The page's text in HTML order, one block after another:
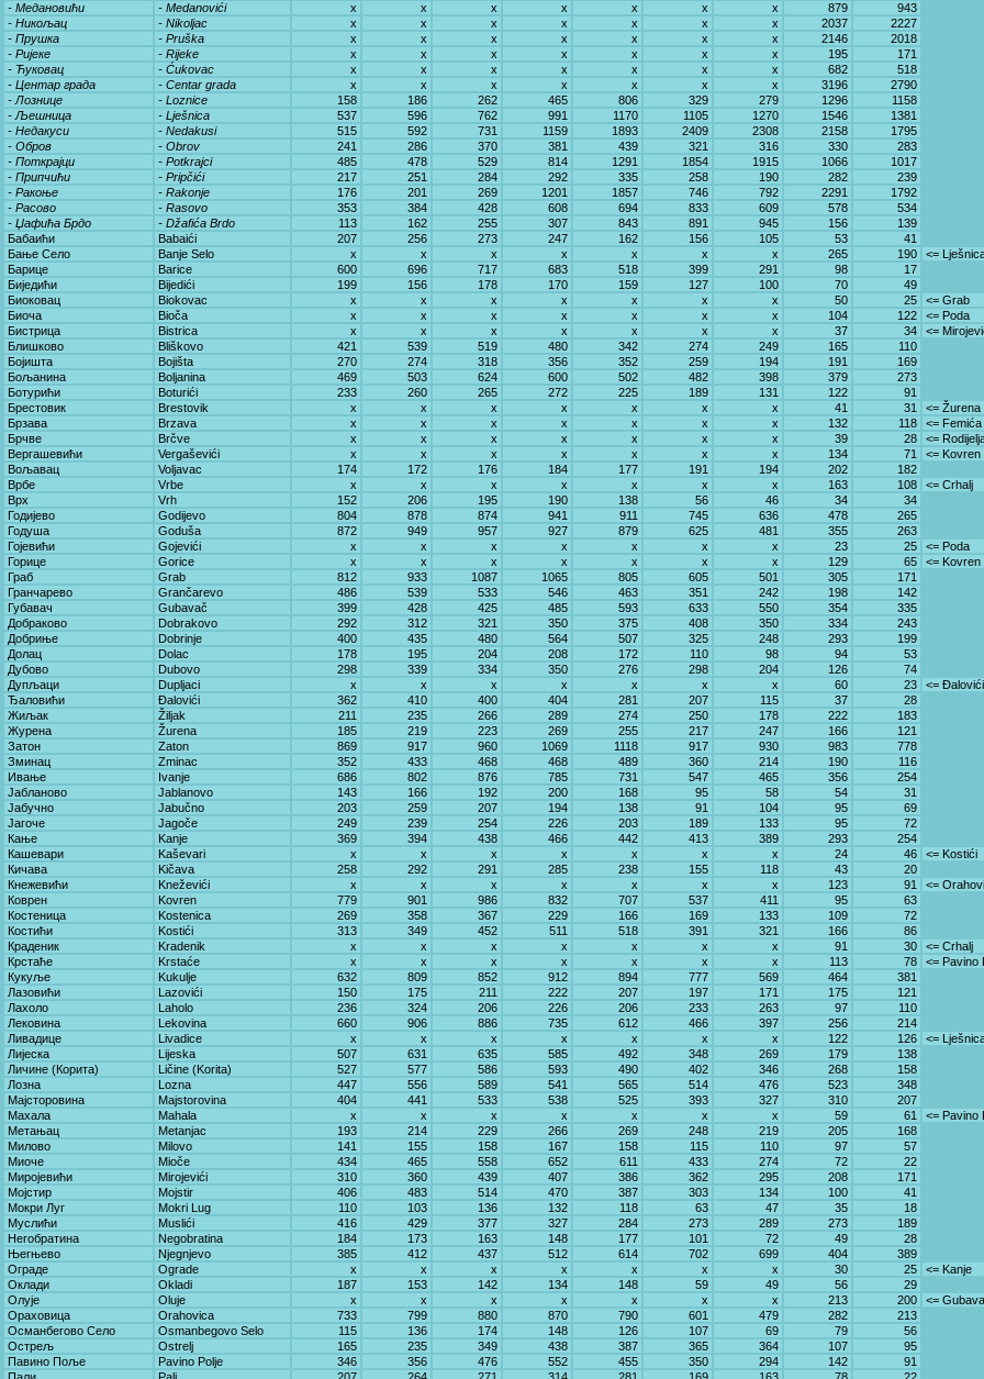
- Медановићи
- Medanovići x x x x x x x 879
943
- Никољац
- Nikoljac x x x x x x x 2037
2227
- Прушка
- Pruška x x x x x x x 2146
2018
- Ријеке
- Rijeke x x x x x x x 195
171
- Ћуковац
- Ćukovac x x x x x x x 682
518
- Центар града
- Centar grada x x x x x x x 3196
2790
- Лознице
- Loznice 158 186 262 465 806 329 279 1296
1158
- Љешница
- Lješnica 537 596 762 991 1170 1105 1270 1546
1381
- Недакуси
- Nedakusi 515 592 731 1159 1893 2409 2308 2158
1795
- Обров
- Obrov 241 286 370 381 439 321 316 330
283
- Поткрајци
- Potkrajci 485 478 529 814 1291 1854 1915 1066
1017
- Припчићи
- Pripčići 217 251 284 292 335 258 190 282
239
- Ракоње
- Rakonje 176 201 269 1201 1857 746 792 2291
1792
- Расово
- Rasovo 353 384 428 608 694 833 609 578
534
- Џафића Брдо
- Džafića Brdo 113 162 255 307 843 891 945 156
139
Бабаићи
Babaići 207 256 273 247 162 156 105 53
41
Бање Село
Banje Selo x x x x x x x 265 190
<=
Барице
Barice 600 696 717 683 518 399 291 98
17
Биједићи
Bijedići 199 156 178 170 159 127 100 70
49
Биоковац
Biokovac x x x x x x x 50 25
<= Grab
Биоча
Bioča x x x x x x x 104 122
<= Poda
Бистрица
Bistrica x x x x x x x 37 34
<=
Блишково
Bliškovo 421 539 519 480 342 274 249 165
110
Бојишта
Bojišta 270 274 318 356 352 259 194 191
169
Бољанина
Boljanina 469 503 624 600 502 482 398 379
273
Ботурићи
Boturići 233 260 265 272 225 189 131 122
91
Брестовик
Brestovik x x x x x x x 41 31
<= Žurena
Брзава
Brzava x x x x x x x 132 118
<=
Брчве
Brčve x x x x x x x 39 28
<=
Вергашевићи
Vergaševići x x x x x x x 134 71
<= Kovren
Вољавац
Voljavac 174 172 176 184 177 191 194 202
182
Врбе
Vrbe x x x x x x x 163 108
<= Crhalj
Врх
Vrh 152 206 195 190 138 56 46 34
34
Годијево
Godijevo 804 878 874 941 911 745 636 478
265
Годуша
Goduša 872 949 957 927 879 625 481 355
263
Гојевићи
Gojevići x x x x x x x 23 25
<= Poda
Горице
Gorice x x x x x x x 129 65
<= Kovren
Граб
Grab 812 933 1087 1065 805 605 501 305
171
Гранчарево
Grančarevo 486 539 533 546 463 351 242 198
142
Губавач
Gubavač 399 428 425 485 593 633 550 354
335
Добраково
Dobrakovo 292 312 321 350 375 408 350 334
243
Добриње
Dobrinje 400 435 480 564 507 325 248 293
199
Долац
Dolac 178 195 204 208 172 110 98 94
53
Дубово
Dubovo 298 339 334 350 276 298 204 126
74
Дупљаци
Dupljaci x x x x x x x 60 23
<= Đalovići
Ђаловићи
Đalovići 362 410 400 404 281 207 115 37
28
Жиљак
Žiljak 211 235 266 289 274 250 178 222
183
Журена
Žurena 185 219 223 269 255 217 247 166
121
Затон
Zaton 869 917 960 1069 1118 917 930 983
778
Зминац
Zminac 352 433 468 468 489 360 214 190
116
Ивање
Ivanje 686 802 876 785 731 547 465 356
254
Јабланово
Jablanovo 143 166 192 200 168 95 58 54
31
Јабучно
Jabučno 203 259 207 194 138 91 104 95
69
Јагоче
Jagoče 249 239 254 226 203 189 133 95
72
Кање
Kanje 369 394 438 466 442 413 389 293
254
Кашевари
Kaševari x x x x x x x 24 46
<= Kostići
Кичава
Kičava 258 292 291 285 238 155 118 43
20
Кнежевићи
Kneževići x x x x x x x 123 91
<=
Коврен
Kovren 779 901 986 832 707 537 411 95
63
Костеница
Kostenica 269 358 367 229 166 169 133 109
72
Костићи
Kostići 313 349 452 511 518 391 321 166
86
Краденик
Kradenik x x x x x x x 91 30
<= Crhalj
Крстаће
Krstaće x x x x x x x 113 78
<= Pavino
Кукуље
Kukulje 632 809 852 912 894 777 569 464
381
Лазовићи
Lazovići 150 175 211 222 207 197 171 175
121
Лахоло
Laholo 236 324 206 226 206 233 263 97
110
Лековина
Lekovina 660 906 886 735 612 466 397 256
214
Ливадице
Livadice x x x x x x x 122 126
<=
Лијеска
Lijeska 507 631 635 585 492 348 269 179
138
Личине (Корита)
Ličine (Korita) 527 577 586 593 490 402 346 268
158
Лозна
Lozna 447 556 589 541 565 514 476 523
348
Мајсторовина
Majstorovina 404 441 533 538 525 393 327 310
207
Махала
Mahala x x x x x x x 59 61
<= Pavino
Метањац
Metanjac 193 214 229 266 269 248 219 205
168
Милово
Milovo 141 155 158 167 158 115 110 97
57
Миоче
Mioče 434 465 558 652 611 433 274 72
22
Миројевићи
Mirojevići 310 360 439 407 386 362 295 208
171
Мојстир
Mojstir 406 483 514 470 387 303 134 100
41
Мокри Луг
Mokri Lug 110 103 136 132 118 63 47 35
18
Муслићи
Muslići 416 429 377 327 284 273 289 273
189
Негобратина
Negobratina 184 173 163 148 177 101 72 49
28
Његњево
Njegnjevo 385 412 437 512 614 702 699 404
389
Ограде
Ograde x x x x x x x 30 25
<= Kanje
Оклади
Okladi 187 153 142 134 148 59 49 56
29
Олује
Oluje x x x x x x x 213 200
<=
Ораховица
Orahovica 733 799 880 870 790 601 479 282
213
Османбегово Село
Osmanbegovo Selo 115 136 174 148 126 107 69 79
56
Острељ
Ostrelj 165 235 349 438 387 365 364 107
95
Павино Поље
Pavino Polje 346 356 476 552 455 350 294 142
91